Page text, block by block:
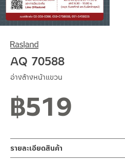
AQ 70588
อ่างล้างหน้าแขวน
฿519
รายละเอียดสินค้า